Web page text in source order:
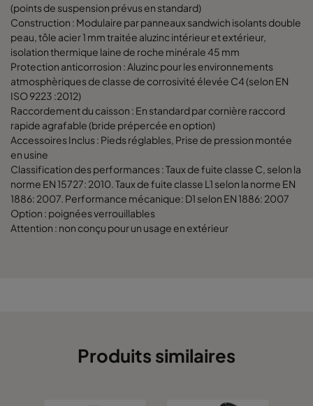
/ 1592
/ 1592 992
CamCube CC 2520
/ 1592
CamCube CC 2530 1592 1892 700
/ 1892 692 700
CamCube CC 3030 1892 1892
(points de suspension prévus en standard)
Construction : Modulaire par panneaux sandwich isolants double
peau, tôle acier 1 mm traitée aluzinc intérieur et extérieur,
isolation thermique laine de roche minérale 45 mm
Protection anticorrosion : Aluzinc pour les environnements
atmosphèriques de classe de corrosivité élevée C4 (selon EN
ISO 9223 :2012)
Raccordement du caisson : En standard par cornière raccord
rapide agrafable (bride prépercée en option)
Accessoires Inclus : Pieds réglables, Prise de pression montée
en usine
Classification des performances : Taux de fuite classe C, selon la
norme EN 15727: 2010. Taux de fuite classe L1 selon la norme EN
1886: 2007. Performance mécanique: D1 selon EN 1886: 2007
Option : poignées verrouillables
Attention : non conçu pour un usage en extérieur
Produits similaires